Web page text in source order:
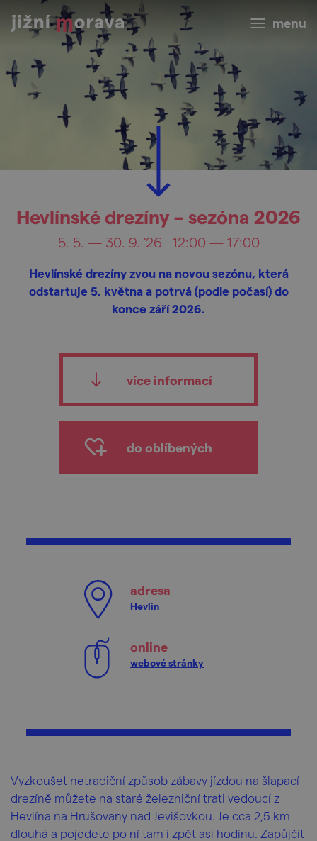
menu
Hevlínské drezíny – sezóna 2026
5. 5. — 30. 9. '26 12:00 — 17:00
Hevlínské drezíny zvou na novou sezónu, která
odstartuje 5. května a potrvá (podle počasí) do
konce září 2026.
více informací
do oblíbených
adresa
Hevlín
online
webové stránky
Vyzkoušet netradiční způsob zábavy jízdou na šlapací
drezíně můžete na staré železniční trati vedoucí z
Hevlína na Hrušovany nad Jevišovkou. Je cca 2,5 km
dlouhá a pojedete po ní tam i zpět asi hodinu. Zapůjčit